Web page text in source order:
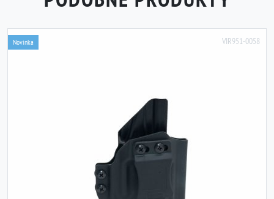
VIR951-0058
Novinka